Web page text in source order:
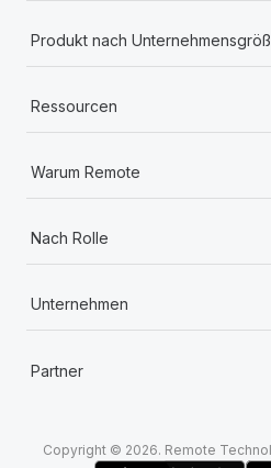
Produkt nach
Ressourcen
Warum Remote
Nach Rolle
Unternehmen
Partner
Copyright © 2026. Remote